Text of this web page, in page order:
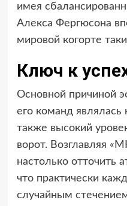
имея
Алекса Фергюсона
мировой когорте
Ключ к
Основной причиной
его команд
также высокий
ворот. Возглавляя
настолько отточить
что практически
случайным